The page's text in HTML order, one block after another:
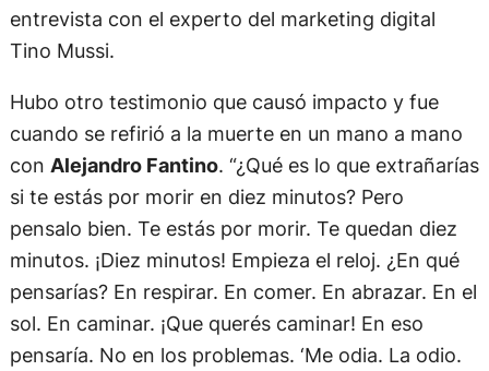
entrevista con el experto del marketing digital
Tino Mussi.
Hubo otro testimonio que causó impacto y fue
cuando se refirió a la muerte en un mano a mano
con Alejandro Fantino. “¿Qué es lo que extrañarías
si te estás por morir en diez minutos? Pero
pensalo bien. Te estás por morir. Te quedan diez
minutos. ¡Diez minutos! Empieza el reloj. ¿En qué
pensarías? En respirar. En comer. En abrazar. En el
sol. En caminar. ¡Que querés caminar! En eso
pensaría. No en los problemas. ‘Me odia. La odio.